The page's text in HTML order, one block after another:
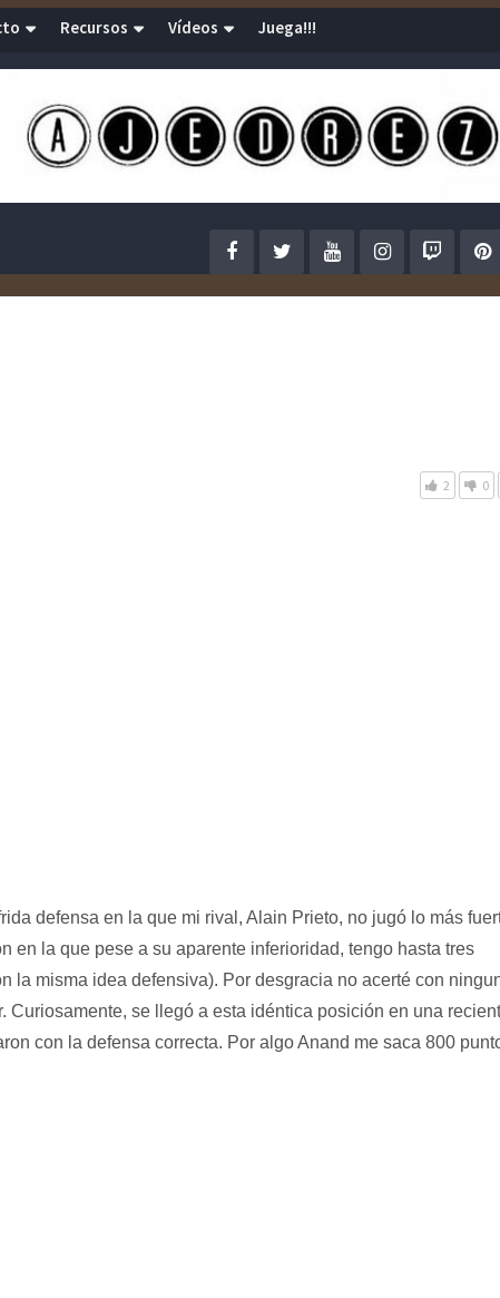
Recursos Vídeos Juega!!!
2 0
defensa en la que mi rival, Alain Prieto, no jugó lo más
en la que pese a su aparente inferioridad, tengo hasta tres
la misma idea defensiva). Por desgracia no acerté con
se llegó a esta idéntica posición en una
con la defensa correcta. Por algo Anand me saca 800